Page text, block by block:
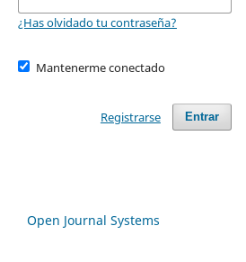
¿Has olvidado tu contraseña?
Mantenerme conectado
Entrar
Registrarse
Open Journal Systems